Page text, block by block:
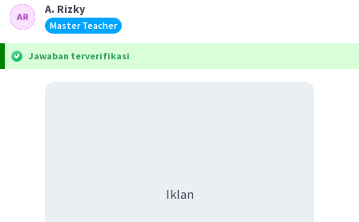
A. Rizky
Master Teacher
Jawaban terverifikasi
Iklan